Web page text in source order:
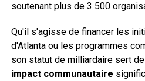
soutenant plus de 3 500
Qu'il s'agisse de financer les
d'Atlanta ou les programmes
son statut de milliardaire sert
impact communautaire